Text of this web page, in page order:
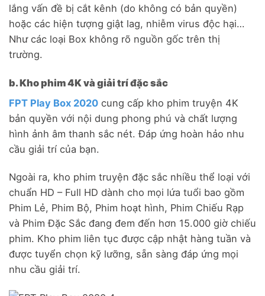
lắng vấn đề bị cắt kênh (do không có bản quyền)
hoặc các hiện tượng giật lag, nhiễm virus độc hại…
Như các loại Box không rõ nguồn gốc trên thị
trường.
b. Kho phim 4K và giải trí đặc sắc
FPT Play Box 2020 cung cấp kho phim truyện 4K
bản quyền với nội dung phong phú và chất lượng
hình ảnh âm thanh sắc nét. Đáp ứng hoàn hảo nhu
cầu giải trí của bạn.
Ngoài ra, kho phim truyện đặc sắc nhiều thể loại với
chuẩn HD – Full HD dành cho mọi lứa tuổi bao gồm
Phim Lẻ, Phim Bộ, Phim hoạt hình, Phim Chiếu Rạp
và Phim Đặc Sắc đang đem đến hơn 15.000 giờ chiếu
phim. Kho phim liên tục được cập nhật hàng tuần và
được tuyển chọn kỹ lưỡng, sẵn sàng đáp ứng mọi
nhu cầu giải trí.